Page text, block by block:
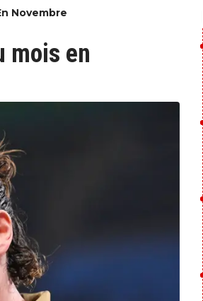
Novembre
mois en